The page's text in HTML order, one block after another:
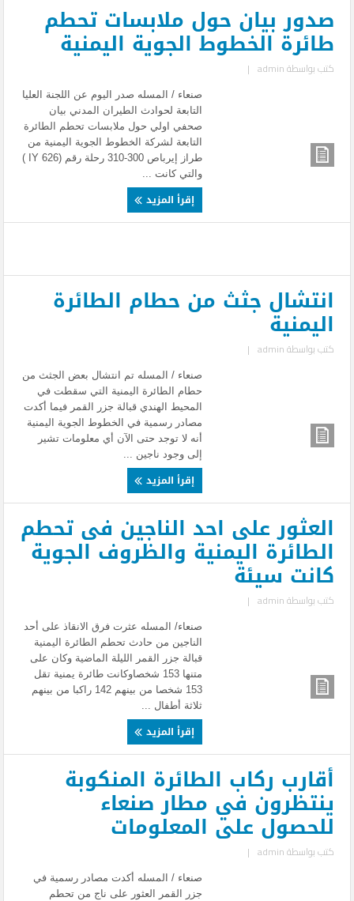
صدور بيان حول ملابسات تحطم
طائرة الخطوط الجوية اليمنية
كتب بواسطةadmin
|
صنعاء / المسله صدر اليوم عن اللجنة العليا
التابعة لحوادث الطيران المدني بيان
صحفي اولي حول ملابسات تحطم الطائرة
التابعة لشركة الخطوط الجوية اليمنية من
طراز إيرباص 300-310 رحلة رقم (IY 626 )
والتي كانت ...
إقرأ المزيد
انتشال جثث من حطام الطائرة
اليمنية
كتب بواسطةadmin
|
صنعاء / المسله تم انتشال بعض الجثث من
حطام الطائرة اليمنية التي سقطت في
المحيط الهندي قبالة جزر القمر فيما أكدت
مصادر رسمية في الخطوط الجوية اليمنية
أنه لا توجد حتى الآن أي معلومات تشير
إلى وجود ناجين ...
إقرأ المزيد
العثور على احد الناجين فى تحطم
الطائرة اليمنية والظروف الجوية
كانت سيئة
كتب بواسطةadmin
|
صنعاء/ المسله عثرت فرق الانقاذ على أحد
الناجين من حادث تحطم الطائرة اليمنية
قبالة جزر القمر الليلة الماضية وكان على
متنها 153 شخصاوكانت طائرة يمنية تقل
153 شخصا من بينهم 142 راكبا من بينهم
ثلاثة أطفال ...
إقرأ المزيد
أقارب ركاب الطائرة المنكوبة
ينتظرون في مطار صنعاء
للحصول على المعلومات
كتب بواسطةadmin
|
صنعاء / المسله أكدت مصادر رسمية في
جزر القمر العثور على ناج من تحطم